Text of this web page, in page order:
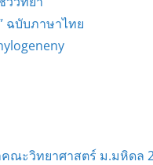
ฉบับภาษาไทย
ณะวิทยาศาสตร์ ม.มหิดล